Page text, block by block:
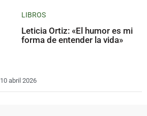
LIBROS
Leticia Ortiz: «El humor es mi
forma de entender la vida»
10 abril 2026